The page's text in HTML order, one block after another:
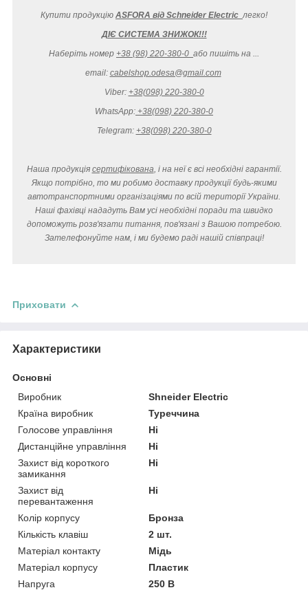
Купити продукцію ASFORA від Schneider Electric легко!
ДІЄ СИСТЕМА ЗНИЖОК!!!
Наберіть номер +38 (98) 220-380-0 або пишіть на ...
email: cabelshop.odesa@gmail.com
Viber: +38(098) 220-380-0
WhatsApp: +38(098) 220-380-0
Telegram: +38(098) 220-380-0
Наша продукція сертифікована , і на неї є всі необхідні гарантії.
Якщо потрібно, то ми робимо доставку продукції будь-якими
автотранспортними організаціями по всій території України.
Наші фахівці нададуть Вам усі необхідні поради та швидко
допоможуть розв'язати питання, пов'язані з Вашою потребою.
Зателефонуйте нам, і ми будемо раді нашій співпраці!
Приховати
Характеристики
Основні
Виробник
Shneider Electric
Країна виробник
Туреччина
Голосове управління
Ні
Дистанційне управління
Ні
Захист від короткого
замикання
Ні
Захист від
перевантаження
Ні
Колір корпусу
Бронза
Кількість клавіш
2 шт.
Матеріал контакту
Мідь
Матеріал корпусу
Пластик
Напруга
250 В